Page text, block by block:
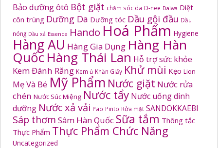
Bảo dưỡng ôtô Bột giặt chăm sóc da D-nee Daiwa Diệt
côn trùng Dưỡng Da Dưỡng tóc Dầu gội đầu Dầu
nóng Dầu xả Essence Hando Hoá Phẩm Hygiene
Hàng AU Hàng Gia Dụng Hàng Hàn
Quốc Hàng Thái Lan Hỗ trợ sức khỏe
Kem Đánh Răng Kem ủ Khăn Giấy Khử mùi Kẹo Lion
Mẹ Và Bé Mỹ Phẩm Nước giặt Nước rửa
chén Nước Súc Miệng Nước tẩy Nước uống dinh
dưỡng Nước xả vải Pao Pinto Rửa mặt SANDOKKAEBI
Sáp thơm Sâm Hàn Quốc Sữa tắm Thông tắc
Thực Phẩm Thực Phẩm Chức Năng
Uncategorized